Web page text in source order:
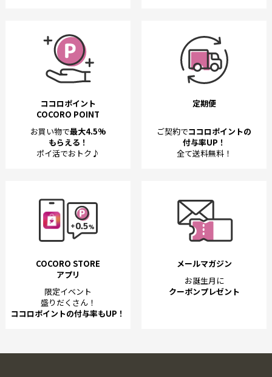
ココロポイント
COCORO POINT
お買い物で最大4.5%
もらえる！
ポイ活でおトク♪
定期便
ご契約でココロポイントの
付与率UP！
全て送料無料！
COCORO STORE
アプリ
限定イベント
盛りだくさん！
ココロポイントの付与率もUP！
メールマガジン
お誕生月に
クーポンプレゼント